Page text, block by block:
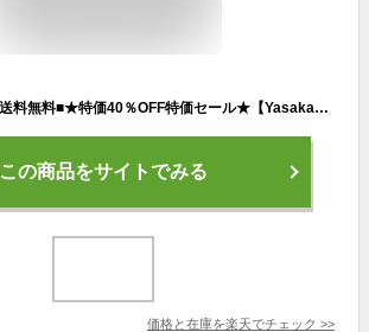
★在庫あり即納★■送料無料■★特価40％OFF特価セール★【Yasaka】ヤサカ 卓球 ラケットセット ( シェーク ) オールラウンド用 卓球セット 中学生 新入生応援 [ YA-01 ] 卓球初心者セット アーレスト7+&人気の裏ソフトラバー2枚 試合【RCP】
この商品をサイトでみる
価格と在庫を楽天でチェック >>